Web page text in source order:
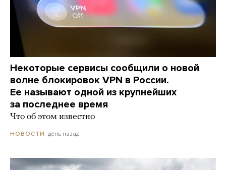
Некоторые сервисы сообщили о новой
волне блокировок VPN в России.
Ее называют одной из крупнейших
за последнее время
Что об этом известно
НОВОСТИ день назад